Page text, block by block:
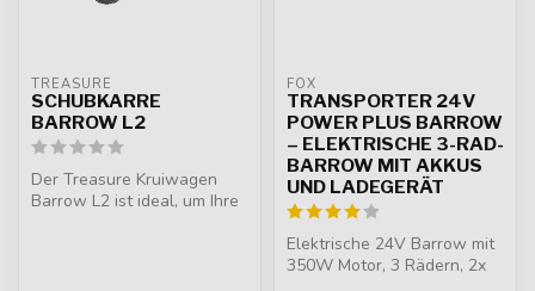
TREASURE
SCHUBKARRE
BARROW L2
Der Treasure Kruiwagen
Barrow L2 ist ideal, um Ihre
FOX
TRANSPORTER 24V
POWER PLUS BARROW
– ELEKTRISCHE 3-RAD-
BARROW MIT AKKUS
UND LADEGERÄT
Elektrische 24V Barrow mit
350W Motor, 3 Rädern, 2x